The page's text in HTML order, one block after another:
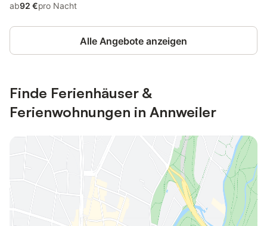
ab92 €pro Nacht
Alle Angebote anzeigen
Finde Ferienhäuser &
Ferienwohnungen in Annweiler